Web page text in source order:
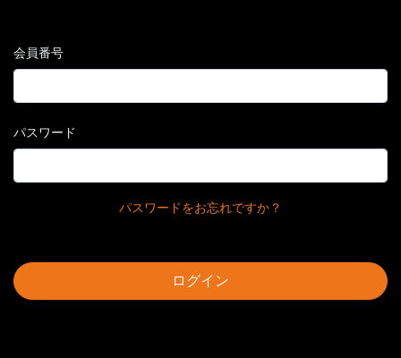
会員番号
パスワード
パスワードをお忘れですか？
ログイン